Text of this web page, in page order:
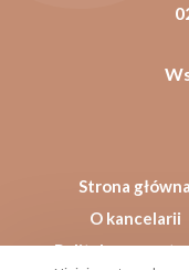
Strona główna
O kancelarii
Polityka